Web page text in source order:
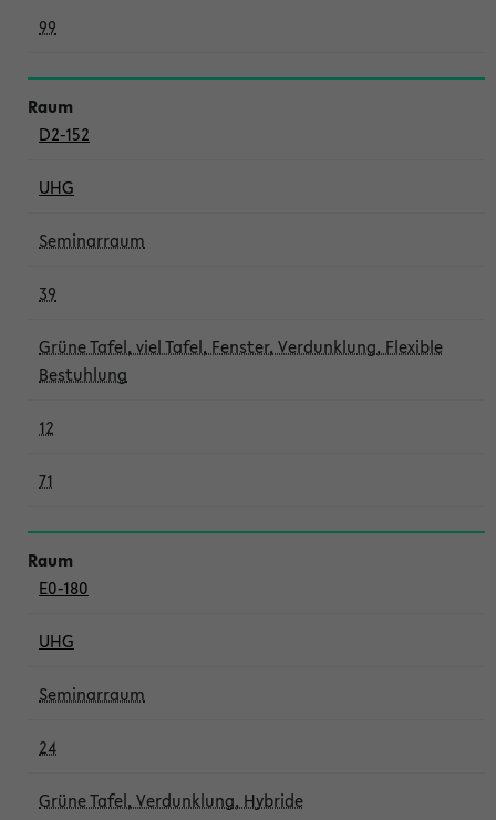
99
D2-152
UHG
Seminarraum
39
Grüne Tafel, viel Tafel, Fenster, Verdunklung, Flexible
Bestuhlung
12
71
E0-180
UHG
Seminarraum
24
Grüne Tafel, Verdunklung, Hybride